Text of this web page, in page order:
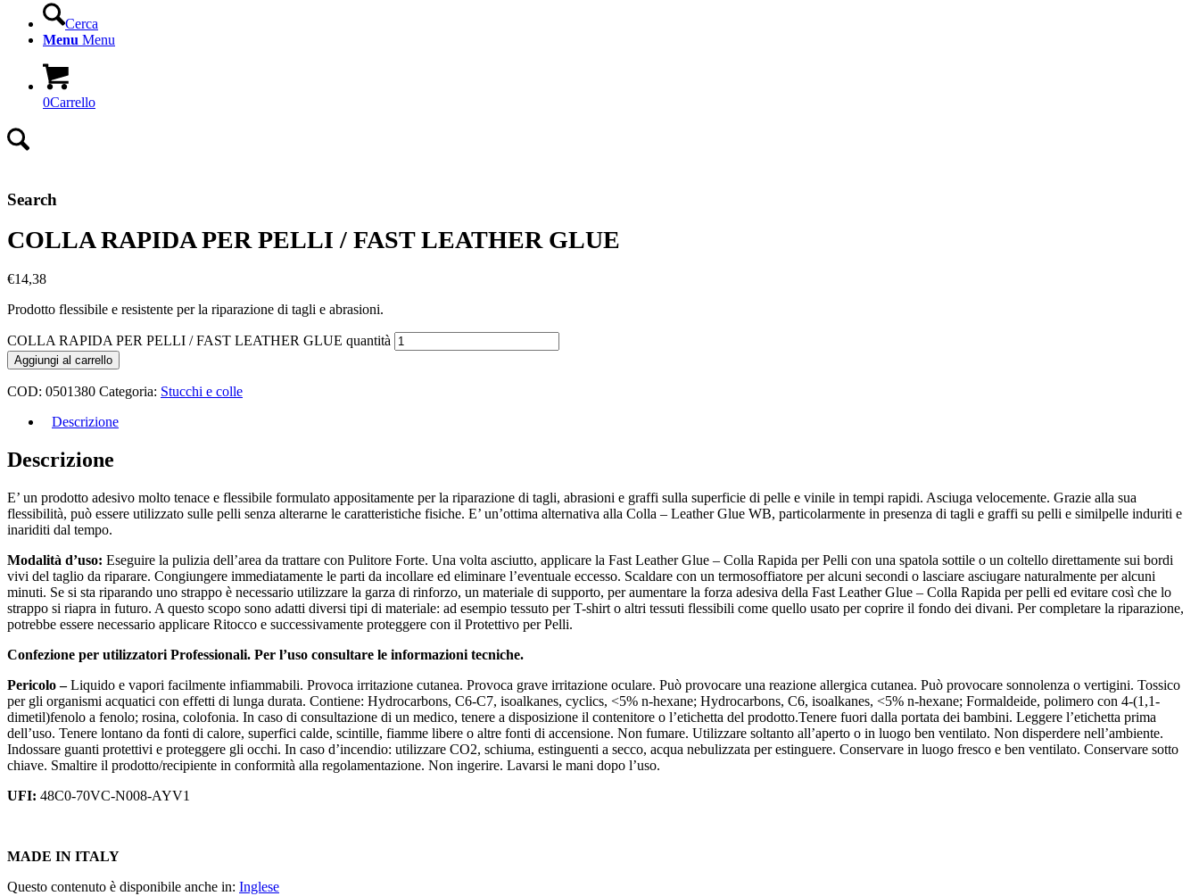
Cerca
Menu Menu
0Carrello
Search
COLLA RAPIDA PER PELLI / FAST LEATHER GLUE
€14,38
Prodotto flessibile e resistente per la riparazione di tagli e abrasioni.
COLLA RAPIDA PER PELLI / FAST LEATHER GLUE quantità
Aggiungi al carrello
COD: 0501380 Categoria: Stucchi e colle
Descrizione
Descrizione
E’ un prodotto adesivo molto tenace e flessibile formulato appositamente per la riparazione di tagli, abrasioni e graffi sulla superficie di pelle e vinile in tempi rapidi. Asciuga velocemente. Grazie alla sua
flessibilità, può essere utilizzato sulle pelli senza alterarne le caratteristiche fisiche. E’ un’ottima alternativa alla Colla – Leather Glue WB, particolarmente in presenza di tagli e graffi su pelli e similpelle induriti e
inariditi dal tempo.
Modalità d’uso: Eseguire la pulizia dell’area da trattare con Pulitore Forte. Una volta asciutto, applicare la Fast Leather Glue – Colla Rapida per Pelli con una spatola sottile o un coltello direttamente sui bordi
vivi del taglio da riparare. Congiungere immediatamente le parti da incollare ed eliminare l’eventuale eccesso. Scaldare con un termosoffiatore per alcuni secondi o lasciare asciugare naturalmente per alcuni
minuti. Se si sta riparando uno strappo è necessario utilizzare la garza di rinforzo, un materiale di supporto, per aumentare la forza adesiva della Fast Leather Glue – Colla Rapida per pelli ed evitare così che lo
strappo si riapra in futuro. A questo scopo sono adatti diversi tipi di materiale: ad esempio tessuto per T-shirt o altri tessuti flessibili come quello usato per coprire il fondo dei divani. Per completare la riparazione,
potrebbe essere necessario applicare Ritocco e successivamente proteggere con il Protettivo per Pelli.
Confezione per utilizzatori Professionali. Per l’uso consultare le informazioni tecniche.
Pericolo –Liquido e vapori facilmente infiammabili. Provoca irritazione cutanea. Provoca grave irritazione oculare. Può provocare una reazione allergica cutanea. Può provocare sonnolenza o vertigini. Tossico
per gli organismi acquatici con effetti di lunga durata. Contiene: Hydrocarbons, C6-C7, isoalkanes, cyclics, <5% n-hexane; Hydrocarbons, C6, isoalkanes, <5% n-hexane; Formaldeide, polimero con 4-(1,1-
dimetil)fenolo a fenolo; rosina, colofonia. In caso di consultazione di un medico, tenere a disposizione il contenitore o l’etichetta del prodotto.Tenere fuori dalla portata dei bambini. Leggere l’etichetta prima
dell’uso. Tenere lontano da fonti di calore, superfici calde, scintille, fiamme libere o altre fonti di accensione. Non fumare. Utilizzare soltanto all’aperto o in luogo ben ventilato. Non disperdere nell’ambiente.
Indossare guanti protettivi e proteggere gli occhi. In caso d’incendio: utilizzare CO2, schiuma, estinguenti a secco, acqua nebulizzata per estinguere. Conservare in luogo fresco e ben ventilato. Conservare sotto
chiave. Smaltire il prodotto/recipiente in conformità alla regolamentazione. Non ingerire. Lavarsi le mani dopo l’uso.
UFI: 48C0-70VC-N008-AYV1
MADE IN ITALY
Questo contenuto è disponibile anche in: Inglese